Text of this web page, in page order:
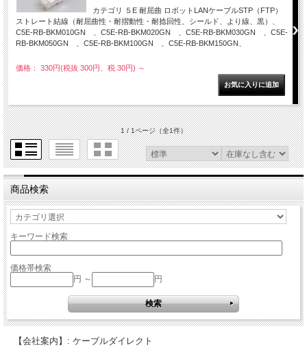
カテゴリ ５E 耐屈曲 ロボットLANケーブルSTP（FTP）
ストレート結線（耐屈曲性・耐摺動性・耐捻回性、シールド、より線、黒）、
C5E-RB-BKM010GN 、C5E-RB-BKM020GN 、C5E-RB-BKM030GN 、C5E-
RB-BKM050GN 、C5E-RB-BKM100GN 、C5E-RB-BKM150GN、
価格： 330円(税抜 300円、税 30円) ～
1 / 1ページ（全1件）
商品検索
キーワード検索
価格帯検索
円 ～
円
【会社案内】: ケーブルダイレクト